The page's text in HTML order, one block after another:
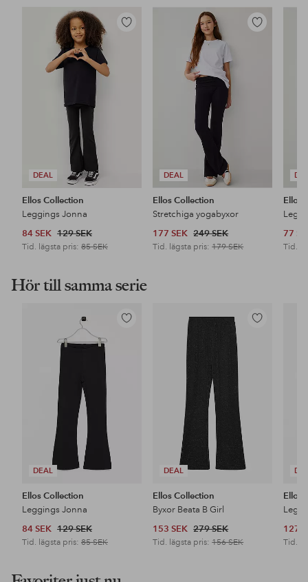
DEAL
Lägg
Ellos Collection
Leggings Jonna
84 SEK 129 SEK
Tid. lägsta pris: 85 SEK
DEAL
Lägg
Ellos Collection
Stretchiga yogabyxor
177 SEK 249 SEK
Tid. lägsta pris:179 SEK
Ellos
77
Tid.
Hör till samma serie
DEAL
Lägg
Ellos Collection
Leggings Jonna
84 SEK 129 SEK
Tid. lägsta pris: 85 SEK
DEAL
Lägg
Ellos Collection
Byxor Beata B Girl
153 SEK 279 SEK
Tid. lägsta pris:156 SEK
Ellos
127
Tid.